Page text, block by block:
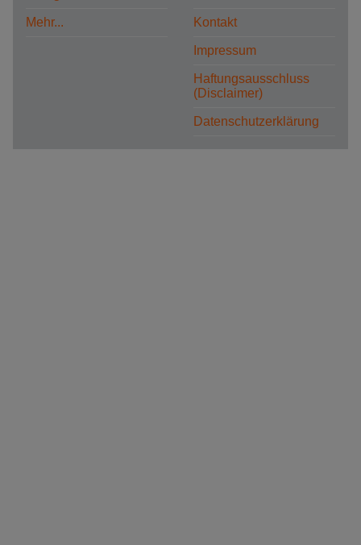
Mehr... Kontakt
Impressum
Haftungsausschluss
(Disclaimer)
Datenschutzerklärung